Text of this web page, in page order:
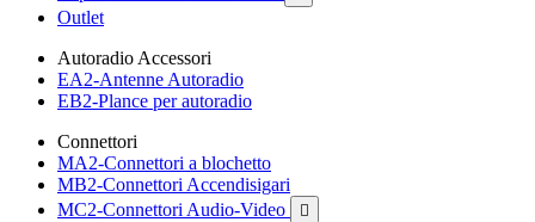
Outlet
Autoradio Accessori
EA2-Antenne Autoradio
EB2-Plance per autoradio
Connettori
MA2-Connettori a blochetto
MB2-Connettori Accendisigari
MC2-Connettori Audio-Video
